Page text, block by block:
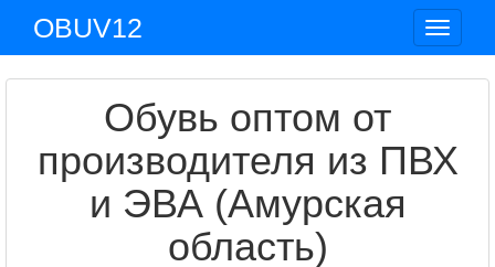
Toggle
OBUV12
Обувь оптом от
производителя из ПВХ
и ЭВА (Амурская
область)